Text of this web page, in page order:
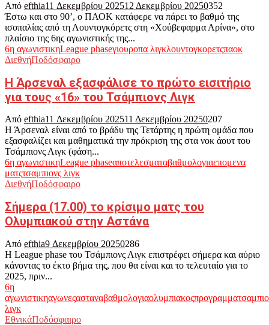
Από efthia11 Δεκεμβρίου 202512 Δεκεμβρίου 20250352
Έστω και στο 90’, ο ΠΑΟΚ κατάφερε να πάρει το βαθμό της
ισοπαλίας από τη Λουντογκόρετς στη «Χούβεφαρμα Αρίνα», στο
πλαίσιο της 6ης αγωνιστικής της...
6η αγωνιστικηLeague phaseγιουροπα λιγκλουντογκορετςπαοκ
ΔιεθνήΠοδόσφαιρο
Η Άρσεναλ εξασφάλισε το πρώτο εισιτήριο
για τους «16» του Τσάμπιονς Λιγκ
Από efthia11 Δεκεμβρίου 202511 Δεκεμβρίου 20250207
Η Άρσεναλ είναι από το βράδυ της Τετάρτης η πρώτη ομάδα που
εξασφαλίζει και μαθηματικά την πρόκριση της στα νοκ άουτ του
Τσάμπιονς Λιγκ (φάση...
6η αγωνιστικηLeague phaseαποτελεσματαβαθμολογιαεπομενα
ματςτσαμπιονς λιγκ
ΔιεθνήΠοδόσφαιρο
Σήμερα (17.00) το κρίσιμο ματς του
Ολυμπιακού στην Αστάνα
Από efthia9 Δεκεμβρίου 20250286
Η League phase του Τσάμπιονς Λιγκ επιστρέφει σήμερα και αύριο
κάνοντας το έκτο βήμα της, που θα είναι και το τελευταίο για το
2025, πριν...
6η
αγωνιστικηαγωνεςασταναβαθμολογιαολυμπιακοςπρογραμμα
λιγκ
ΕθνικάΠοδόσφαιρο